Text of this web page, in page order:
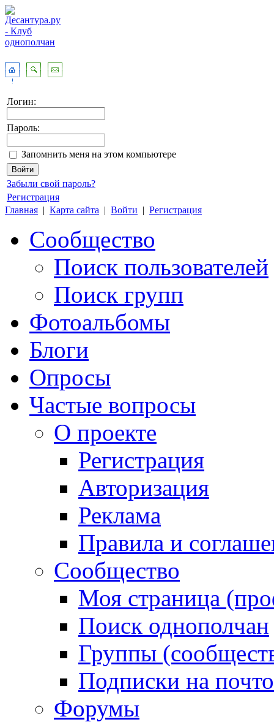
Логин:
Пароль:
Запомнить меня на этом компьютере
Забыли свой пароль?
Регистрация
Главная | Карта сайта | Войти | Регистрация
Сообщество
Поиск пользователей
Поиск групп
Фотоальбомы
Блоги
Опросы
Частые вопросы
О проекте
Регистрация
Авторизация
Реклама
Правила и
Сообщество
Моя страница
Поиск однополчан
Группы
Подписки на
Форумы